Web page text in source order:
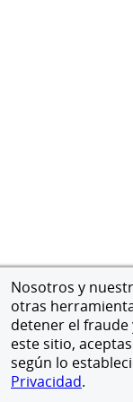
Nosotros y
otras
detener el
este sitio,
según lo
Privacidad.